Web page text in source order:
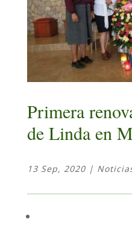
Primera
de Linda en
13 Sep, 2020|